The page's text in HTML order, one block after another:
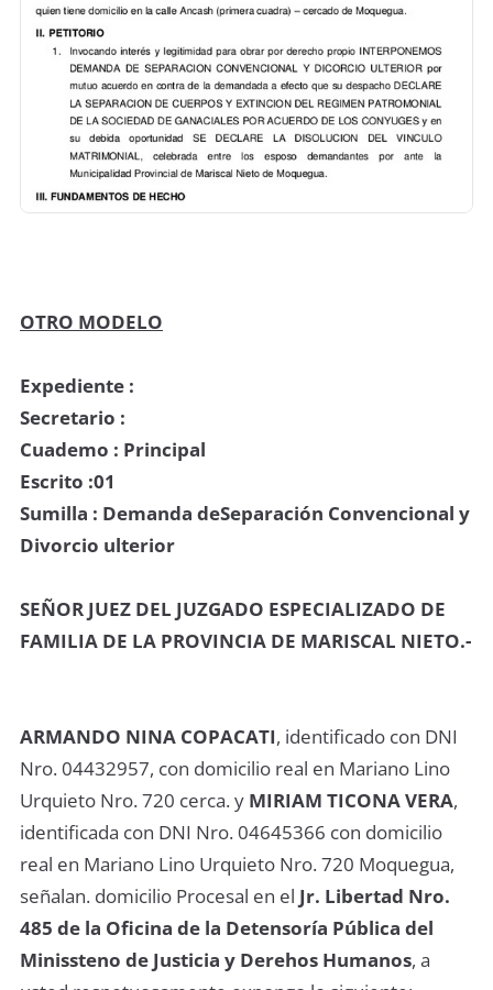
OTRO MODELO
Expediente :
Secretario :
Cuademo : Principal
Escrito :01
Sumilla : Demanda deSeparación Convencional y
Divorcio ulterior
SEÑOR JUEZ DEL JUZGADO ESPECIALIZADO DE
FAMILIA DE LA PROVINCIA DE MARISCAL NIETO.-
ARMANDO NINA COPACATI, identificado con DNI
Nro. 04432957, con domicilio real en Mariano Lino
Urquieto Nro. 720 cerca. y MIRIAM TICONA VERA,
identificada con DNI Nro. 04645366 con domicilio
real en Mariano Lino Urquieto Nro. 720 Moquegua,
señalan. domicilio Procesal en el Jr. Libertad Nro.
485 de la Oficina de la Detensoría Pública del
Minissteno de Justicia y Derehos Humanos, a